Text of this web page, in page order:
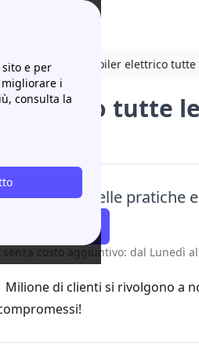
e per
i
consulta la
per il 2025 Boiler elettrico
elettrico tutte
tempo nelle pratiche
senza costo aggiuntivo: dal Lunedì
Milione di clienti si rivolgono a